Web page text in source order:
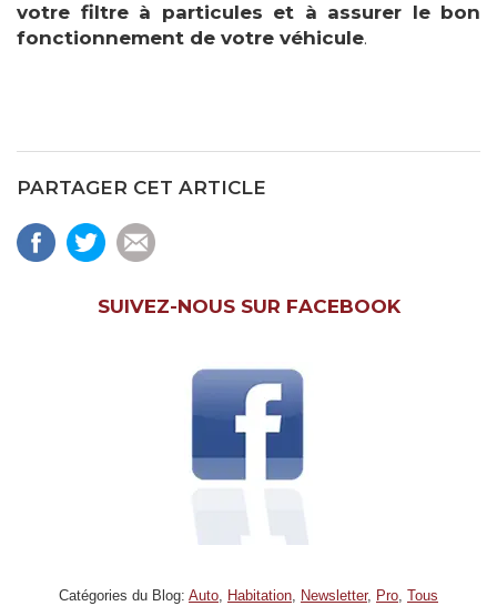
votre filtre à particules et à assurer le bon
fonctionnement de votre véhicule.
PARTAGER CET ARTICLE
SUIVEZ-NOUS SUR FACEBOOK
Catégories du Blog: Auto, Habitation, Newsletter, Pro, Tous